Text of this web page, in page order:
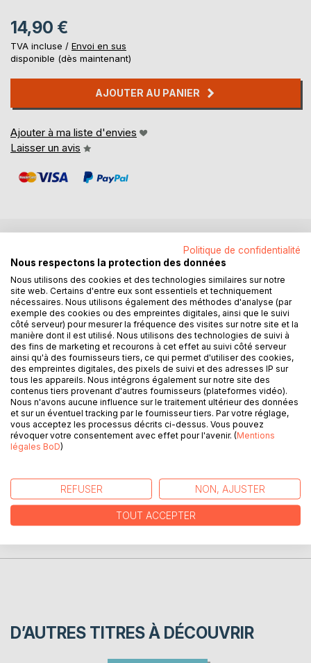
14,90 €
TVA incluse / Envoi en sus
disponible (dès maintenant)
AJOUTER AU PANIER
Ajouter à ma liste d'envies
Laisser un avis
Elyne et Louis se sont séparés. Elyne quitte Paris et part se
réfugier dans l'Aveyron pour tenter de se reconstruire.
Mais rien n'est jamais aussi facile. Des choix, des
révélations, des retrouvailles inespérées vont bousculer
ses convictions.
Entourée de sa fille Garance, de sa soeur Estelle, de ses
parents et de ses compagnons à quatre pattes, Elyne va ,
durant une année, traverser des doutes, des remises en
question, affronter ses souvenirs et tracer un nouveau
chemin.
CRITIQUES PRESSE
D’AUTRES TITRES À DÉCOUVRIR
Politique de confidentialité
Nous respectons la protection des données
Nous utilisons des cookies et des technologies similaires sur notre
site web. Certains d'entre eux sont essentiels et techniquement
nécessaires. Nous utilisons également des méthodes d'analyse (par
exemple des cookies ou des empreintes digitales, ainsi que le suivi
côté serveur) pour mesurer la fréquence des visites sur notre site et la
manière dont il est utilisé. Nous utilisons des technologies de suivi à
des fins de marketing et recourons à cet effet au suivi côté serveur
ainsi qu'à des fournisseurs tiers, ce qui permet d'utiliser des cookies,
des empreintes digitales, des pixels de suivi et des adresses IP sur
tous les appareils. Nous intégrons également sur notre site des
contenus tiers provenant d'autres fournisseurs (plateformes vidéo).
Nous n'avons aucune influence sur le traitement ultérieur des données
et sur un éventuel tracking par le fournisseur tiers. Par votre réglage,
vous acceptez les processus décrits ci-dessus. Vous pouvez
révoquer votre consentement avec effet pour l'avenir. (Mentions
légales BoD)
REFUSER NON, AJUSTER
TOUT ACCEPTER